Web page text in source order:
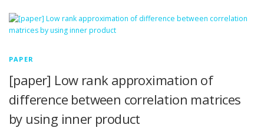
PAPER
[paper] Low rank approximation of
difference between correlation matrices
by using inner product